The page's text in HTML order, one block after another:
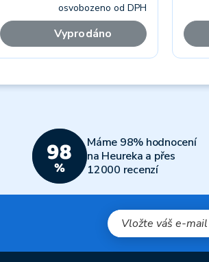
osvobozeno od DPH
Vyprodáno
Máme 98% hodnocení
na Heureka a přes
12000 recenzí